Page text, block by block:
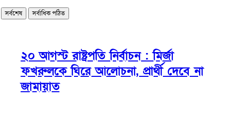
সর্বশেষ সর্বাধিক পঠিত
২০ আগস্ট রাষ্ট্রপতি নির্বাচন : মির্জা
ফখরুলকে ঘিরে আলোচনা, প্রার্থী দেবে না
জামায়াত